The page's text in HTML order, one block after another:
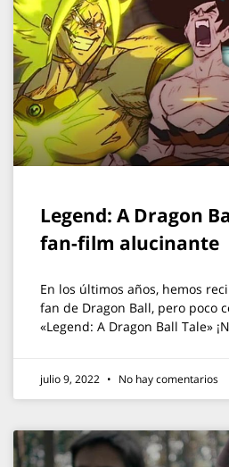
Legend: A Dragon
fan-film alucinante
En los últimos años, hemos
fan de Dragon Ball, pero poco
«Legend: A Dragon Ball Tale»
julio 9, 2022 No hay comentarios